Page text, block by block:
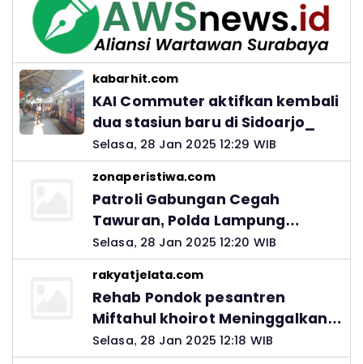
kabarhit.com
KAI Commuter aktifkan kembali
dua stasiun baru di Sidoarjo_
Selasa, 28 Jan 2025 12:29 WIB
zonaperistiwa.com
Patroli Gabungan Cegah
Tawuran, Polda Lampung
Ingatkan Peran Orang Tua
Selasa, 28 Jan 2025 12:20 WIB
rakyatjelata.com
Rehab Pondok pesantren
Miftahul khoirot Meninggalkan
Hutang Ke Material, Mantan
Selasa, 28 Jan 2025 12:18 WIB